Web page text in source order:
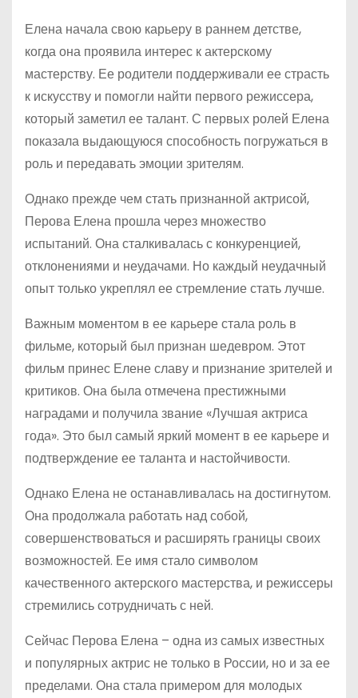
Елена начала свою карьеру в раннем детстве,
когда она проявила интерес к актерскому
мастерству. Ее родители поддерживали ее страсть
к искусству и помогли найти первого режиссера,
который заметил ее талант. С первых ролей Елена
показала выдающуюся способность погружаться в
роль и передавать эмоции зрителям.
Однако прежде чем стать признанной актрисой,
Перова Елена прошла через множество
испытаний. Она сталкивалась с конкуренцией,
отклонениями и неудачами. Но каждый неудачный
опыт только укреплял ее стремление стать лучше.
Важным моментом в ее карьере стала роль в
фильме, который был признан шедевром. Этот
фильм принес Елене славу и признание зрителей и
критиков. Она была отмечена престижными
наградами и получила звание «Лучшая актриса
года». Это был самый яркий момент в ее карьере и
подтверждение ее таланта и настойчивости.
Однако Елена не останавливалась на достигнутом.
Она продолжала работать над собой,
совершенствоваться и расширять границы своих
возможностей. Ее имя стало символом
качественного актерского мастерства, и режиссеры
стремились сотрудничать с ней.
Сейчас Перова Елена – одна из самых известных
и популярных актрис не только в России, но и за ее
пределами. Она стала примером для молодых